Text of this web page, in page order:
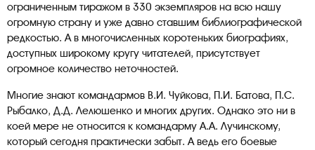
ограниченным тиражом в 330 экземпляров на всю нашу
огромную страну и уже давно ставшим библиографической
редкостью. А в многочисленных коротеньких биографиях,
доступных широкому кругу читателей, присутствует
огромное количество неточностей.
Многие знают командармов В.И. Чуйкова, П.И. Батова, П.С.
Рыбалко, Д.Д. Лелюшенко и многих других. Однако это ни в
коей мере не относится к командарму А.А. Лучинскому,
который сегодня практически забыт. А ведь его боевые